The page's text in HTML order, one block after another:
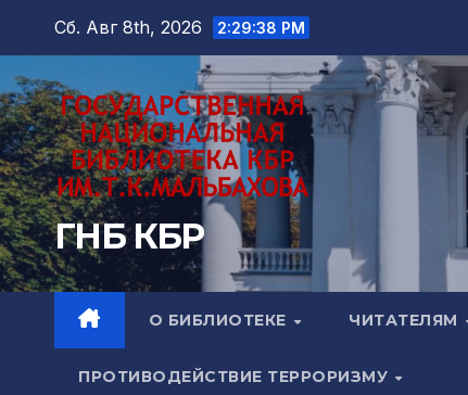
Перейти
содержимому
Сб. Авг 8th, 2026 2:29:39 PM
ГНБ КБР
О БИБЛИОТЕКЕ ЧИТАТЕЛЯМ
ПРОТИВОДЕЙСТВИЕ ТЕРРОРИЗМУ